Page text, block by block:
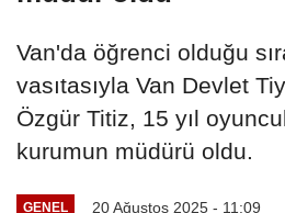
Van'da öğrenci olduğu
vasıtasıyla Van Devlet
Özgür Titiz, 15 yıl
kurumun müdürü oldu.
GENEL 20 Ağustos 2025 - 11:09